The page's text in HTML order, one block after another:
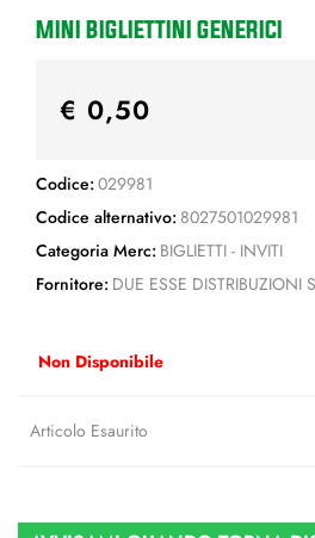
MINI BIGLIETTINI GENERICI
€ 0,50
Codice: 029981
Codice alternativo: 8027501029981
Categoria Merc: BIGLIETTI - INVITI
Fornitore: DUE ESSE DISTRIBUZIONI
Non Disponibile
Articolo Esaurito